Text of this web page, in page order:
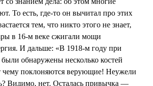
То есть, где-то он вычитал про этих
тем, что никто этого не знает,
в 16-м веке сжигали мощи
И дальше: «В 1918-м году при
обнаружены несколько костей
чему поклоняются верующие! Неужели
Видимо, нет. Осталась привычка —